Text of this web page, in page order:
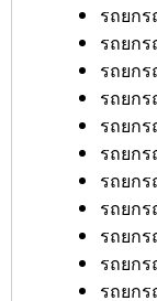
รถยก
รถยก
รถยก
รถยก
รถยกร
รถยก
รถยก
รถยก
รถยก
รถยก
รถยก